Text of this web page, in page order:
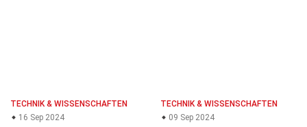
TECHNIK & WISSENSCHAFTEN
16 Sep 2024
TECHNIK & WISSENSCHAFTEN
09 Sep 2024